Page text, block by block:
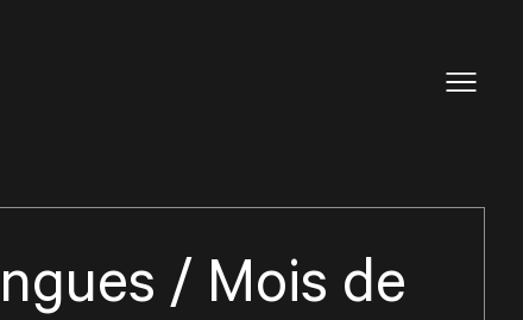
/ Mois de